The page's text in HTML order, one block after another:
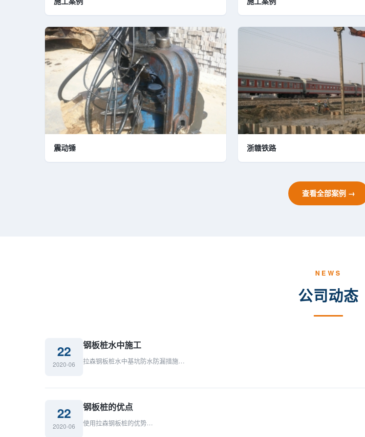
震动锤 浙赣铁路
查看全部案例 →
NEWS
公司动态
22
2020-06
钢板桩水中施工
拉森钢板桩水中基坑防水防漏措施…
22
2020-06
钢板桩的优点
使用拉森钢板桩的优势…